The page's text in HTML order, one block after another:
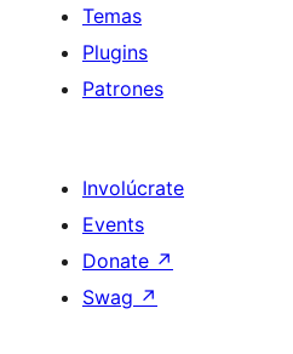
Temas
Plugins
Patrones
Involúcrate
Events
Donate ↗
Swag ↗